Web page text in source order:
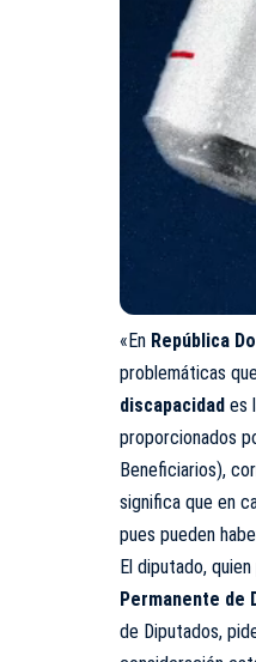
«En República
problemáticas
discapacidad es
proporcionados
Beneficiarios),
significa que en
pues pueden
El diputado,
Permanente de
de Diputados,